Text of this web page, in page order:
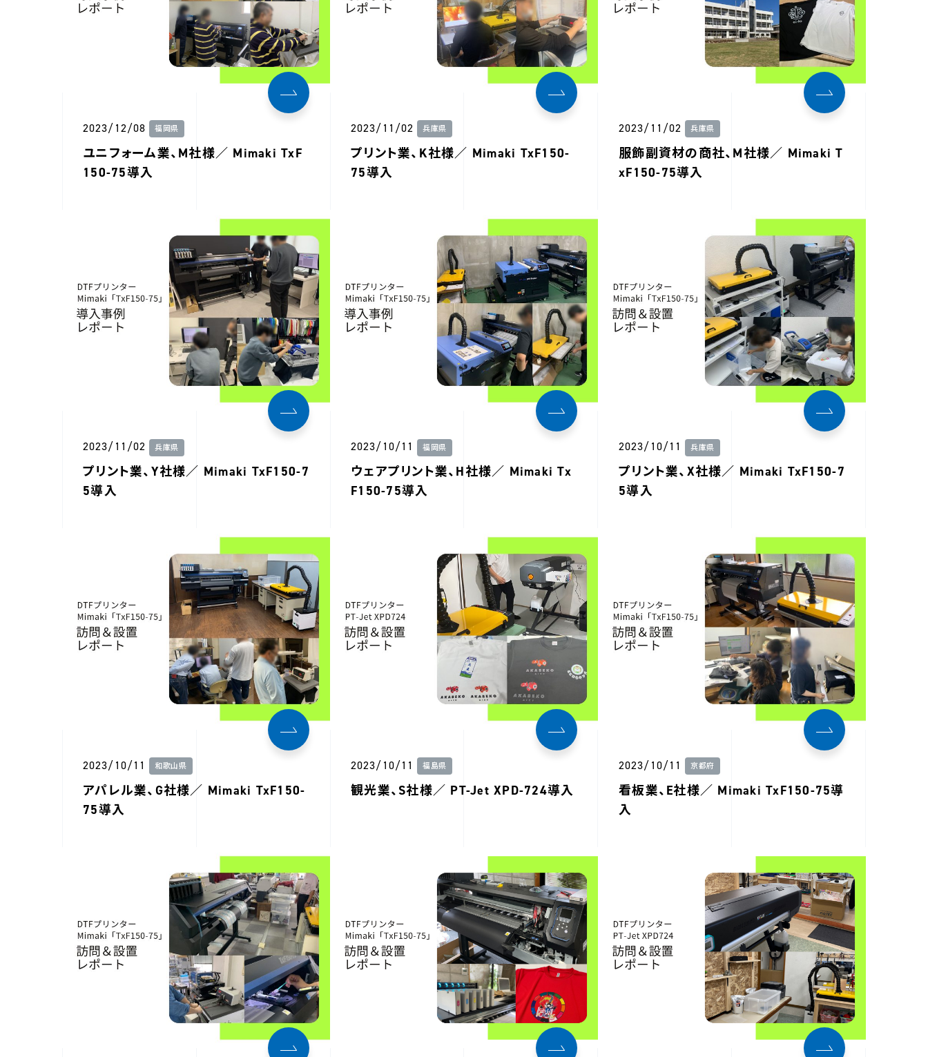
2023/12/08 福岡県
ユニフォーム業、M社様／ Mimaki TxF
150-75導入
2023/11/02 兵庫県
プリント業、K社様／ Mimaki TxF150-
75導入
2023/11/02 兵庫県
服飾副資材の商社、M社様／ Mimaki T
xF150-75導入
2023/11/02 兵庫県
プリント業、Y社様／ Mimaki TxF150-7
5導入
2023/10/11 福岡県
ウェアプリント業、H社様／ Mimaki Tx
F150-75導入
2023/10/11 兵庫県
プリント業、X社様／ Mimaki TxF150-7
5導入
2023/10/11 和歌山県
アパレル業、G社様／ Mimaki TxF150-
75導入
2023/10/11 福島県
観光業、S社様／ PT-Jet XPD-724導入
2023/10/11 京都府
看板業、E社様／ Mimaki TxF150-75導
入